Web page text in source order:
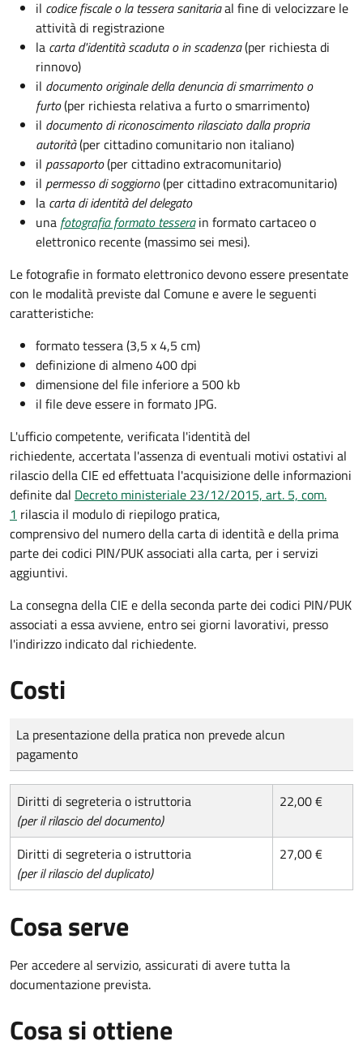
il codice fiscale o la tessera sanitariaal fine di velocizzare le
attività di registrazione
la carta d'identità scaduta o in scadenza(per richiesta di
rinnovo)
il documento originale della denuncia di smarrimento o
furto(per richiesta relativa a furto o smarrimento)
il documento di riconoscimento rilasciato dalla propria
autorità(per cittadino comunitario non italiano)
il passaporto(per cittadino extracomunitario)
il permesso di soggiorno(per cittadino extracomunitario)
la carta di identità del delegato
una fotografia formato tessera in formato cartaceo o
elettronico recente (massimo sei mesi).
Le fotografie in formato elettronico devono essere presentate
con le modalità previste dal Comune e avere le seguenti
caratteristiche:
formato tessera (3,5 x 4,5 cm)
definizione di almeno 400 dpi
dimensione del file inferiore a 500 kb
il file deve essere in formato JPG.
L'ufficio competente, verificata l'identità del
richiedente, accertata l'assenza di eventuali motivi ostativi al
rilascio della CIE ed effettuata l'acquisizione delle informazioni
definite dal Decreto ministeriale 23/12/2015, art. 5, com.
1 rilascia il modulo di riepilogo pratica,
comprensivo del numero della carta di identità e della prima
parte dei codici PIN/PUK associati alla carta, per i servizi
aggiuntivi.
La consegna della CIE e della seconda parte dei codici PIN/PUK
associati a essa avviene, entro sei giorni lavorativi, presso
l'indirizzo indicato dal richiedente.
Costi
Tipo di pagamento
Importo
La presentazione della pratica non prevede alcun
pagamento
Diritti di segreteria o istruttoria
(per il rilascio del documento)
22,00 €
Diritti di segreteria o istruttoria
(per il rilascio del duplicato)
27,00 €
Cosa serve
Per accedere al servizio, assicurati di avere tutta la
documentazione prevista.
Cosa si ottiene